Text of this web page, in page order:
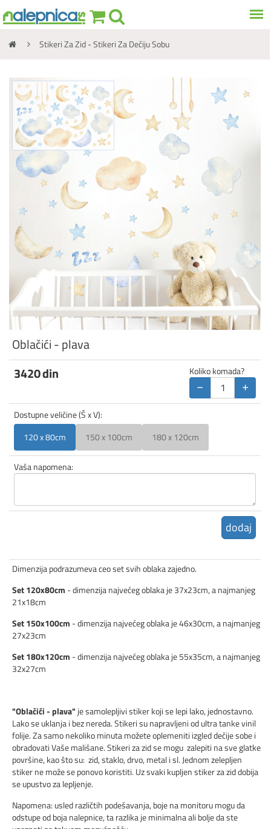
Stikeri Za Zid - Stikeri Za Dečiju Sobu
Oblačići - plava
3420din Koliko komada?
− +
Dostupne veličine (Š x V):
120 x 80cm
150 x 100cm 180 x 120cm
Vaša napomena:
dodaj
Dimenzija podrazumeva ceo set svih oblaka zajedno.
Set 120x80cm - dimenzija najvećeg oblaka je 37x23cm, a najmanjeg
21x18cm
Set 150x100cm - dimenzija najvećeg oblaka je 46x30cm, a najmanjeg
27x23cm
Set 180x120cm - dimenzija najvećeg oblaka je 55x35cm, a najmanjeg
32x27cm
"Oblačići - plava" je samolepljivi stiker koji se lepi lako, jednostavno.
Lako se uklanja i bez nereda. Stikeri su napravljeni od ultra tanke vinil
folije. Za samo nekoliko minuta možete oplemeniti izgled dečije sobe i
obradovati Vaše mališane. Stikeri za zid se mogu zalepiti na sve glatke
površine, kao što su: zid, staklo, drvo, metal i sl. Jednom zelepljen
stiker ne može se ponovo koristiti. Uz svaki kupljen stiker za zid dobija
se upustvo za lepljenje.
Napomena: usled različtih podešavanja, boje na monitoru mogu da
odstupe od boja nalepnice, ta razlika je minimalna ali bolje da ste